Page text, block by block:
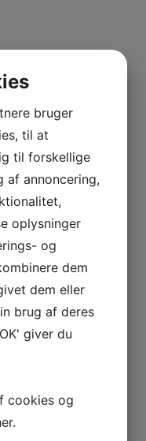
2025
8577,
bruger
til at
til forskellige
af annoncering,
oplysninger
og
dem
dem eller
brug af deres
giver du
cookies og
.